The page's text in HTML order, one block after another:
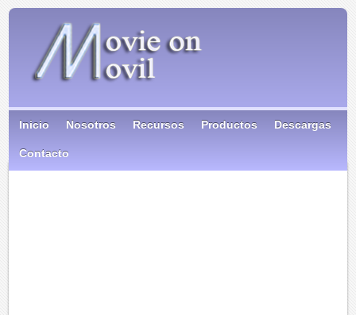
Inicio Nosotros Recursos Productos Descargas
Contacto